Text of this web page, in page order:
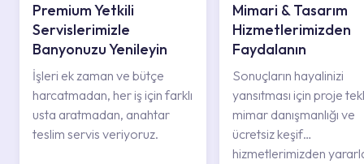
Premium Yetkili
Servislerimizle
Banyonuzu Yenileyin
İşleri ek zaman ve bütçe
harcatmadan, her iş için farklı
usta aratmadan, anahtar
teslim servis veriyoruz.
Mimari & Tasarım
Hizmetlerimizden
Faydalanın
Sonuçların hayalinizi
yansıtması için proje
mimar danışmanlığı ve
ücretsiz keşif
hizmetlerimizden